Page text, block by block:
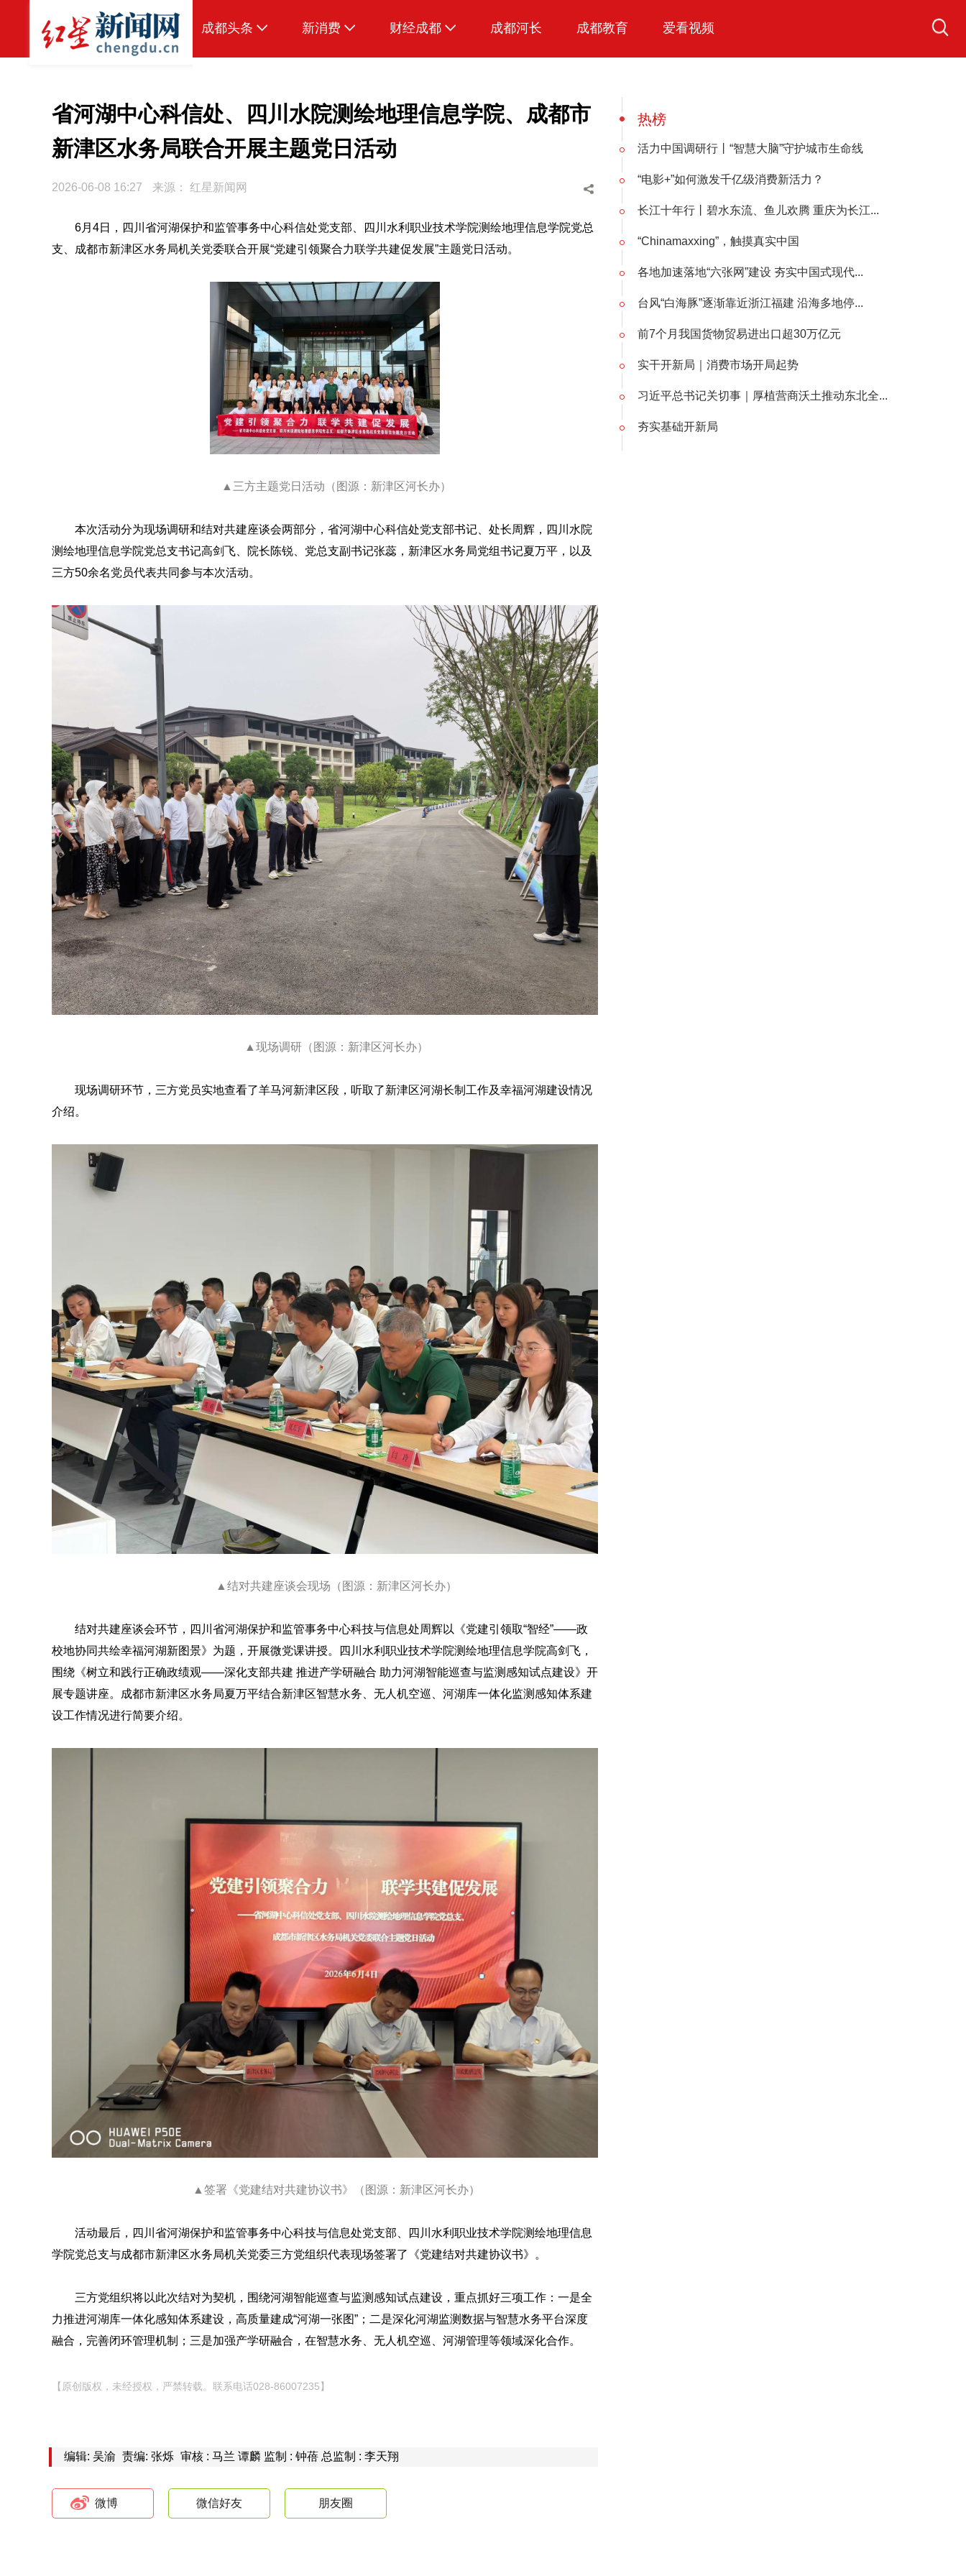
成都头条
本地
国内
传真机
公示
新消费 财经成都 成都河长 成都教育 爱看视频
省河湖中心科信处、四川水院测绘地理信息学院、成都市
新津区水务局联合开展主题党日活动
2026-06-08 16:27 来源： 红星新闻网
6月4日，四川省河湖保护和监管事务中心科信处党支部、四川水利职业技术学院测绘地理信息学院党总
支、成都市新津区水务局机关党委联合开展“党建引领聚合力联学共建促发展”主题党日活动。
▲三方主题党日活动（图源：新津区河长办）
本次活动分为现场调研和结对共建座谈会两部分，省河湖中心科信处党支部书记、处长周辉，四川水院
测绘地理信息学院党总支书记高剑飞、院长陈锐、党总支副书记张蕊，新津区水务局党组书记夏万平，以及
三方50余名党员代表共同参与本次活动。
▲现场调研（图源：新津区河长办）
现场调研环节，三方党员实地查看了羊马河新津区段，听取了新津区河湖长制工作及幸福河湖建设情况
介绍。
▲结对共建座谈会现场（图源：新津区河长办）
结对共建座谈会环节，四川省河湖保护和监管事务中心科技与信息处周辉以《党建引领取“智经”——政
校地协同共绘幸福河湖新图景》为题，开展微党课讲授。四川水利职业技术学院测绘地理信息学院高剑飞，
围绕《树立和践行正确政绩观——深化支部共建 推进产学研融合 助力河湖智能巡查与监测感知试点建设》开
展专题讲座。成都市新津区水务局夏万平结合新津区智慧水务、无人机空巡、河湖库一体化监测感知体系建
设工作情况进行简要介绍。
▲签署《党建结对共建协议书》（图源：新津区河长办）
活动最后，四川省河湖保护和监管事务中心科技与信息处党支部、四川水利职业技术学院测绘地理信息
学院党总支与成都市新津区水务局机关党委三方党组织代表现场签署了《党建结对共建协议书》。
三方党组织将以此次结对为契机，围绕河湖智能巡查与监测感知试点建设，重点抓好三项工作：一是全
力推进河湖库一体化感知体系建设，高质量建成“河湖一张图”；二是深化河湖监测数据与智慧水务平台深度
融合，完善闭环管理机制；三是加强产学研融合，在智慧水务、无人机空巡、河湖管理等领域深化合作。
【原创版权，未经授权，严禁转载。联系电话028-86007235】
编辑: 吴渝 责编: 张烁 审核 : 马兰 谭麟 监制 : 钟蓓 总监制 : 李天翔
微博 微信好友 朋友圈
热榜
活力中国调研行丨“智慧大脑”守护城市生命线
“电影+”如何激发千亿级消费新活力？
长江十年行丨碧水东流、鱼儿欢腾 重庆为长江...
“Chinamaxxing”，触摸真实中国
各地加速落地“六张网”建设 夯实中国式现代...
台风“白海豚”逐渐靠近浙江福建 沿海多地停...
前7个月我国货物贸易进出口超30万亿元
实干开新局｜消费市场开局起势
习近平总书记关切事｜厚植营商沃土推动东北全...
夯实基础开新局